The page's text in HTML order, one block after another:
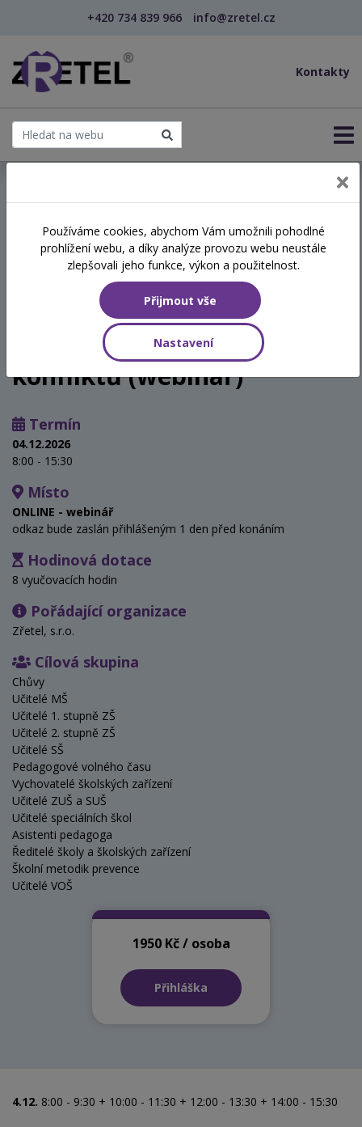
+420 734 839 966 info@zretel.cz
Kontakty
šablony
Nenásilná komunikace v
pedagogické praxi: cesta ke
zdravým vztahům a
efektivnímu řešení
konfliktů (webinář)
Termín
04.12.2026
8:00 - 15:30
Místo
ONLINE - webinář
odkaz bude zaslán přihlášeným 1 den před konáním
Hodinová dotace
8 vyučovacích hodin
Pořádající organizace
Zřetel, s.r.o.
Cílová skupina
Chůvy
Učitelé MŠ
Učitelé 1. stupně ZŠ
Učitelé 2. stupně ZŠ
Učitelé SŠ
Pedagogové volného času
Vychovatelé školských zařízení
Učitelé ZUŠ a SUŠ
Učitelé speciálních škol
Asistenti pedagoga
Ředitelé školy a školských zařízení
Školní metodik prevence
Učitelé VOŠ
1950 Kč / osoba
Přihláška
4.12. 8:00 - 9:30 + 10:00 - 11:30 + 12:00 - 13:30 + 14:00 - 15:30
Používáme cookies, abychom Vám umožnili pohodlné
prohlížení webu, a díky analýze provozu webu neustále
zlepšovali jeho funkce, výkon a použitelnost.
Přijmout vše
Nastavení